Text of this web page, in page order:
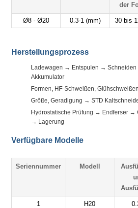
der
Ø8 - Ø20 0.3-1 (mm) 30 bis
Herstellungsprozess
Ladewagen → Entspulen →
Akkumulator
Formen, HF-Schweißen,
Größe, Geradigung → STD
Hydrostatische Prüfung → Endferser →
→ Lagerung
Verfügbare Modelle
Seriennummer Modell
1 H20